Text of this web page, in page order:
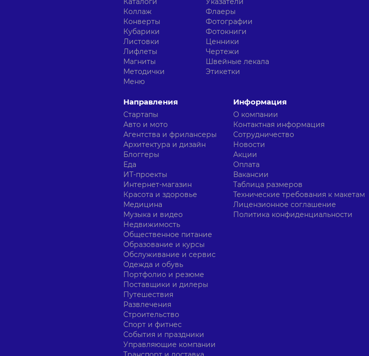
Коллаж
Конверты
Кубарики
Листовки
Лифлеты
Магниты
Методички
Меню
Флаеры
Фотографии
Фотокниги
Ценники
Чертежи
Швейные лекала
Этикетки
Направления
Стартапы
Авто и мото
Агентства и фрилансеры
Архитектура и дизайн
Блоггеры
Еда
ИТ-проекты
Интернет-магазин
Красота и здоровье
Медицина
Музыка и видео
Недвижимость
Общественное питание
Образование и курсы
Обслуживание и сервис
Одежда и обувь
Портфолио и резюме
Поставщики и дилеры
Путешествия
Развлечения
Строительство
Спорт и фитнес
События и праздники
Управляющие компании
Информация
О компании
Контактная информация
Сотрудничество
Новости
Акции
Оплата
Вакансии
Таблица размеров
Технические требования к макетам
Лицензионное соглашение
Политика конфиденциальности